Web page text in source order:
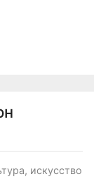
искусство